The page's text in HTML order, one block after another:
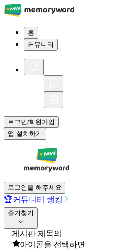
홈
커뮤니티
로그인/회원가입
앱 설치하기
로그인을 해주세요
🏆커뮤니티 랭킹
즐겨찾기
게시판 제목의
아이콘을 선택하면